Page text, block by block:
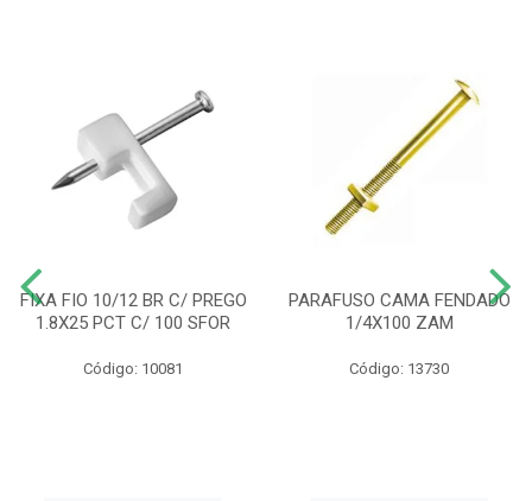
FIXA FIO 10/12 BR C/ PREGO
1.8X25 PCT C/ 100 SFOR
Código: 10081
PARAFUSO CAMA FENDADO
1/4X100 ZAM
Código: 13730